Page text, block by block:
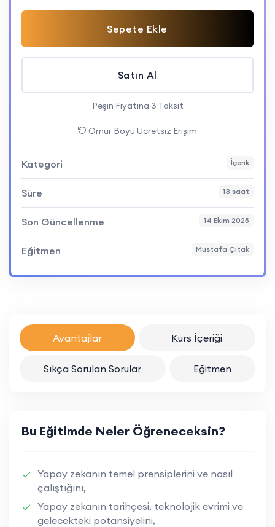
Sepete Ekle
Satın Al
Peşin Fiyatına 3 Taksit
Ömür Boyu Ücretsiz Erişim
Kategori İçerik
Süre 13 saat
Son Güncellenme 14 Ekim 2025
Eğitmen Mustafa Çıtak
Avantajlar Kurs İçeriği
Sıkça Sorulan Sorular Eğitmen
Bu Eğitimde Neler Öğreneceksin?
Yapay zekanın temel prensiplerini ve nasıl
çalıştığını,
Yapay zekanın tarihçesi, teknolojik evrimi ve
gelecekteki potansiyelini,